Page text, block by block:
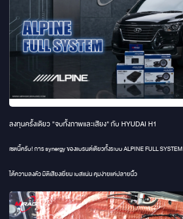
ลงทุนครั้งเดียว "จบทั้งภาพและเสียง" กับ HYUDAI H1
เซตนี้ครับ! การ synergy ของแบรนด์เดียวทั้งระบบ ALPINE FULL SYSTEM
ได้ความลงตัว มิติเสียงเยี่ยม เบสแน่น คุมง่ายแค่ปลายนิ้ว